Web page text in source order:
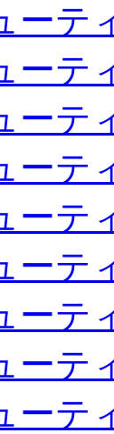
ーテ
ーテ
ーテ
ーテ
ーテ
ーテ
ーテ
ーテ
ーテ